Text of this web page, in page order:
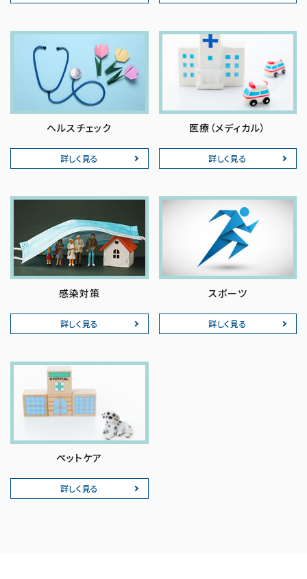
ヘルスチェック
詳しく見る
医療（メディカル）
詳しく見る
感染対策
詳しく見る
スポーツ
詳しく見る
ペットケア
詳しく見る